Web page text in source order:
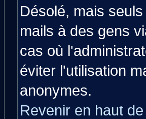
Désolé, mais
mails à des gens
cas où
éviter l'utilisation
anonymes.
Revenir en haut